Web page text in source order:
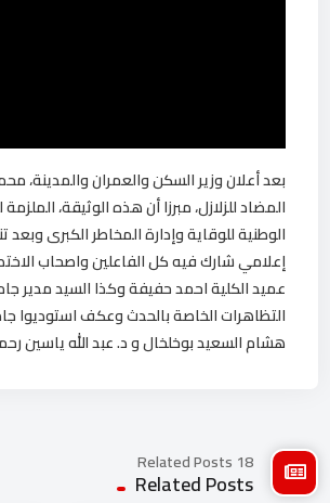
بعد أعلان وزير السكن والعمران والمدينة،
المضاد للزلازل، مبرزا أن هذه الوثيقة،
الوطنية للوقاية وإدارة المخاطر الكبرى
إعلامي شارك فيه كل الفاعلين واصحاب
عميد الكلية احمد حفيفة وكذا السيد مدير
التظاهرات الخاصة بالحدث وعكف استوديوا
هشام السعيد بوخلخال و د. عبد الله ياسين
18 Related Posts
Related Posts